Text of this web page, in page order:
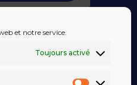
et notre service.
Toujours activé